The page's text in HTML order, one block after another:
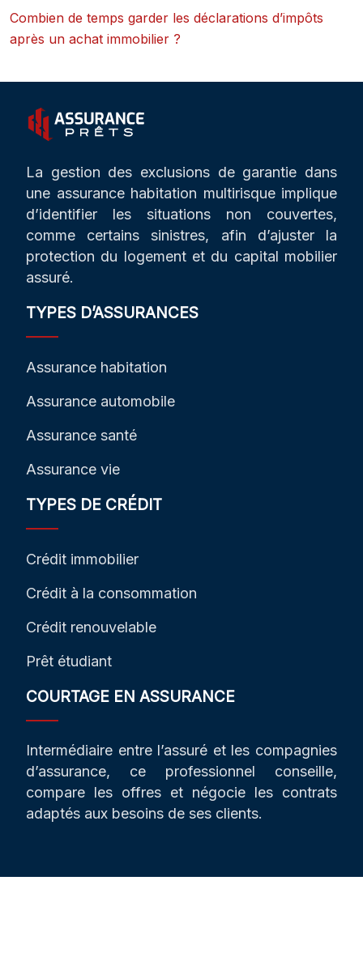
Combien de temps garder les déclarations d’impôts
après un achat immobilier ?
La gestion des exclusions de garantie dans
une assurance habitation multirisque implique
d’identifier les situations non couvertes,
comme certains sinistres, afin d’ajuster la
protection du logement et du capital mobilier
assuré.
TYPES D’ASSURANCES
Assurance habitation
Assurance automobile
Assurance santé
Assurance vie
TYPES DE CRÉDIT
Crédit immobilier
Crédit à la consommation
Crédit renouvelable
Prêt étudiant
COURTAGE EN ASSURANCE
Intermédiaire entre l’assuré et les compagnies
d’assurance, ce professionnel conseille,
compare les offres et négocie les contrats
adaptés aux besoins de ses clients.